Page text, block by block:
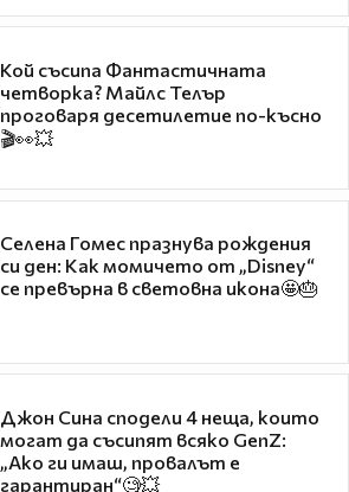
Кой съсипа Фантастичната
четворка? Майлс Телър
проговаря десетилетие по-късно
🎬👀💥
Селена Гомес празнува рождения
си ден: Как момичето от „Disney“
се превърна в световна икона🤩🎂
Джон Сина сподели 4 неща, които
могат да съсипят всяко GenZ:
„Ако ги имаш, провалът е
гарантиран“🧐💥